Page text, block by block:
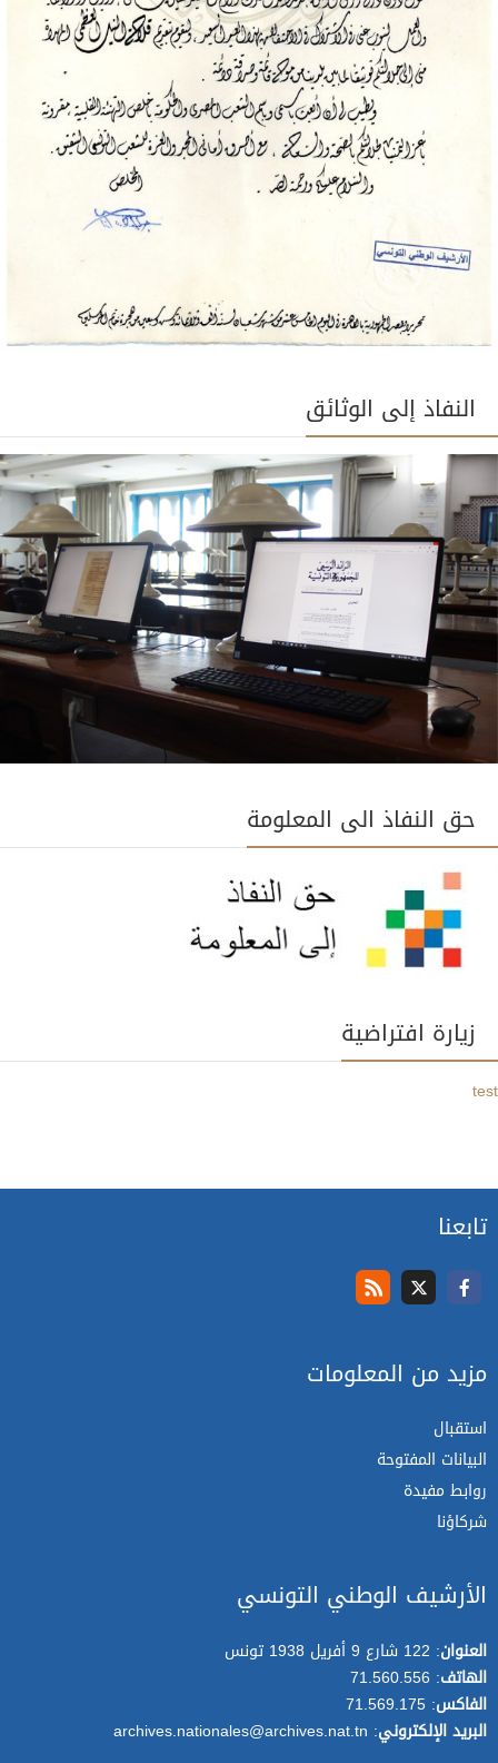
النفاذ إلى الوثائق
حق النفاذ الى المعلومة
زيارة افتراضية
test
تابعنا
مزيد من المعلومات
استقبال
البيانات المفتوحة
روابط مفيدة
شركاؤنا
الأرشيف الوطني التونسي
العنوان: 122 شارع 9 أفريل 1938 تونس
الهاتف: 71.560.556
الفاكس: 71.569.175
البريد الإلكتروني: archives.nationales@archives.nat.tn